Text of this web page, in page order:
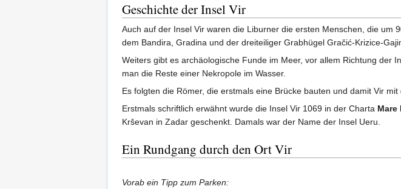
Geschichte der Insel Vir
Auch auf der Insel Vir waren die Liburner die ersten Menschen, die um
dem Bandira, Gradina und der dreiteiliger Grabhügel Gračić-Krizice-
Weiters gibt es archäologische Funde im Meer, vor allem Richtung der
man die Reste einer Nekropole im Wasser.
Es folgten die Römer, die erstmals eine Brücke bauten und damit Vir
Erstmals schriftlich erwähnt wurde die Insel Vir 1069 in der Charta Mare
Krševan in Zadar geschenkt. Damals war der Name der Insel Ueru.
Ein Rundgang durch den Ort Vir
Vorab ein Tipp zum Parken: